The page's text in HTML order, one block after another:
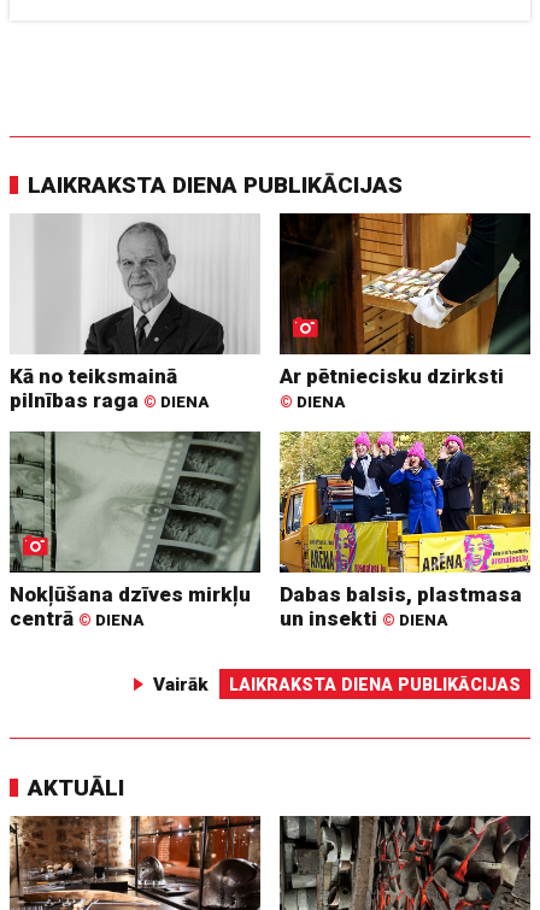
LAIKRAKSTA DIENA PUBLIKĀCIJAS
Kā no teiksmainā
pilnības raga © DIENA
Ar pētniecisku dzirksti
© DIENA
Nokļūšana dzīves mirkļu
centrā © DIENA
Dabas balsis, plastmasa
un insekti © DIENA
Vairāk LAIKRAKSTA DIENA PUBLIKĀCIJAS
AKTUĀLI